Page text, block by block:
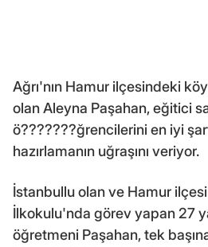
Ağrı'nın Hamur ilçesindeki
olan Aleyna Paşahan, eğitici
ö???????ğrencilerini en iyi
hazırlamanın uğraşını veriyor.
İstanbullu olan ve Hamur
İlkokulu'nda görev yapan 27
öğretmeni Paşahan, tek